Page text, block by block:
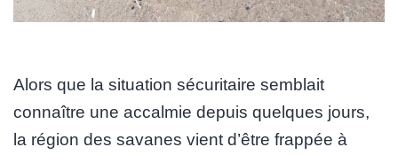
Alors que la situation sécuritaire semblait
connaître une accalmie depuis quelques jours,
la région des savanes vient d’être frappée à